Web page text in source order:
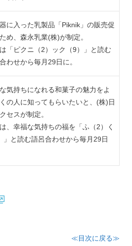
に入った乳製品「Piknik」の販売促
め、森永乳業(株)が制定。
「ピクニ（2）ック（9）」と読む
わせから毎月29日に。
気持ちになれる和菓子の魅力をよ
の人に知ってもらいたいと、(株)日
セスが制定。
、幸福な気持ちの福を「ふ（2）く
」と読む語呂合わせから毎月29日
≪目次に戻る≫